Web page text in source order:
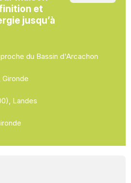
et
jusqu’à
du Bassin d'Arcachon
Landes